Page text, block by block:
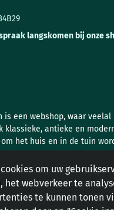
langskomen bij onze
is een webshop, waar veelal
klassieke, antieke en
het huis en in de tuin
design, deurbeslag en
de belangrijkste rubrieken!
om uw
het webverkeer te
te kunnen tonen